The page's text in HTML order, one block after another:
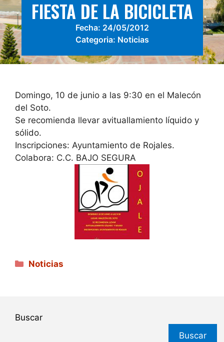
FIESTA DE LA BICICLETA
Fecha: 24/05/2012
Categoria: Noticias
Domingo, 10 de junio a las 9:30 en el Malecón
del Soto.
Se recomienda llevar avituallamiento líquido y
sólido.
Inscripciones: Ayuntamiento de Rojales.
Colabora: C.C. BAJO SEGURA
Categorías
Noticias
Buscar
Buscar